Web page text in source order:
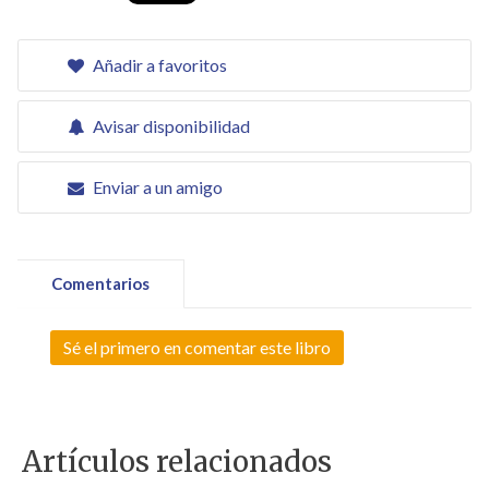
Añadir a favoritos
Avisar disponibilidad
Enviar a un amigo
Comentarios
Sé el primero en comentar este libro
Artículos relacionados